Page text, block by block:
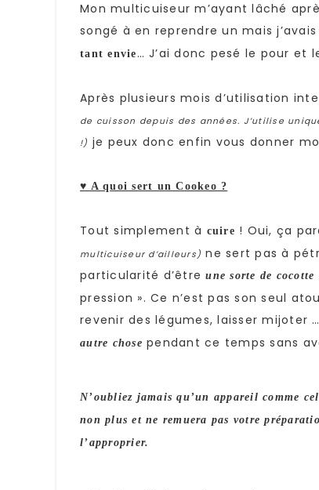
Mon multicuiseur m’ayant lâché
songé à en reprendre un mais
tant envie … J’ai donc pesé le pour et
Après plusieurs mois d’utilisation
de cuisson depuis des années. J’utilise
!) je peux donc enfin vous donner
♥ A quoi sert un Cookeo ?
Tout simplement à cuire ! Oui, ça
multicuiseur d’ailleurs) ne sert pas à
particularité d’êtreune sorte de cocotte
pression ». Ce n’est pas son seul
revenir des légumes, laisser mijoter …
autre chose pendant ce temps sans
N’oubliez jamais qu’un appareil comme
non plus et ne remuera pas votre
l’approprier.